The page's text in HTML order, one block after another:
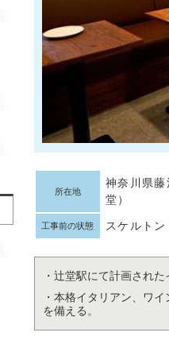
所在地
神奈川県
堂）
工事前の状態 スケルトン
・辻堂駅にて計画された
・本格イタリアン、ワ
を備える。